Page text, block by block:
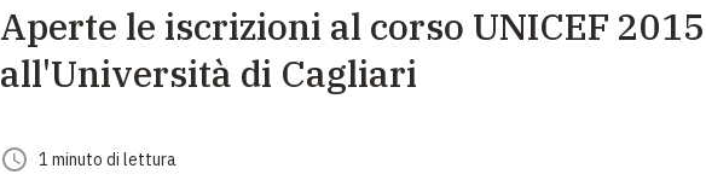
EMERGENZE
GRANDI DONAZIONI
Aperte le iscrizioni al corso UNICEF 2015
all'Università di Cagliari
1 minuto di lettura